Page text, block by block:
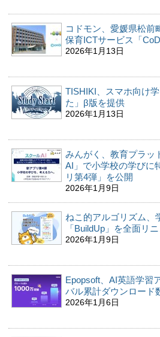
コドモン、愛媛県松前
保育ICTサービス「
2026年1月13日
TISHIKI、スマホ向け
た」β版を提供
2026年1月13日
みんがく、教育プラッ
AI」で小学校の学びに
リ第4弾」を公開
2026年1月9日
ねこ的アルゴリズム、
「BuildUp」を全面リ
2026年1月9日
Epopsoft、AI英語学習
バル累計ダウンロード
2026年1月6日